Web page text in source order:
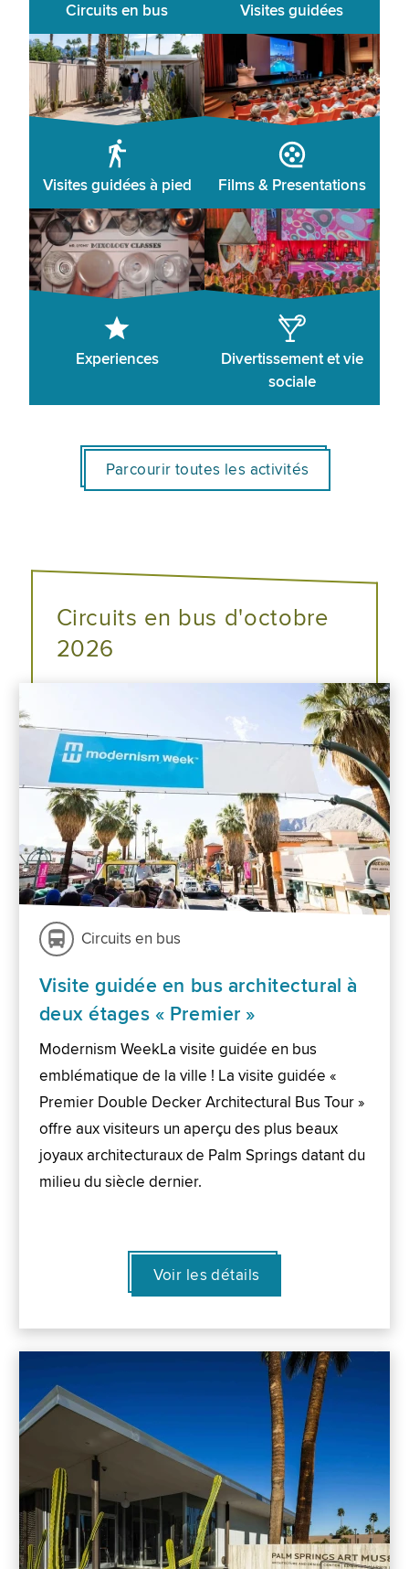
Circuits en bus Visites guidées
Visites guidées à pied Films & Presentations
Experiences
Divertissement et vie
sociale
Parcourir toutes les activités
Circuits en bus d'octobre
2026
Circuits en bus
Visite guidée en bus architectural à
deux étages « Premier »
Modernism WeekLa visite guidée en bus
emblématique de la ville ! La visite guidée «
Premier Double Decker Architectural Bus Tour »
offre aux visiteurs un aperçu des plus beaux
joyaux architecturaux de Palm Springs datant du
milieu du siècle dernier.
Voir les détails